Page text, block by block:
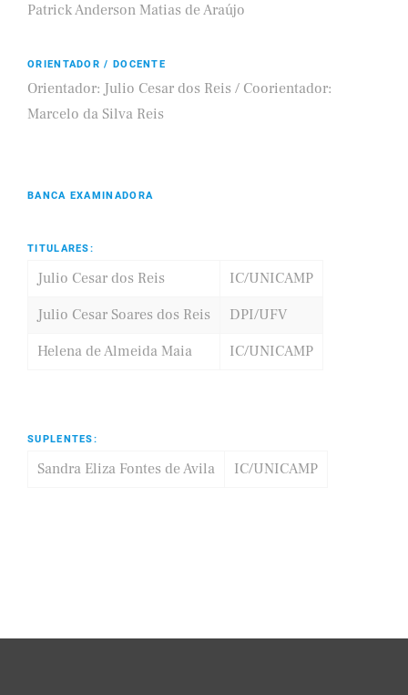
Patrick Anderson Matias de Araújo
ORIENTADOR / DOCENTE
Orientador: Julio Cesar dos Reis / Coorientador:
Marcelo da Silva Reis
BANCA EXAMINADORA
TITULARES:
Julio Cesar dos Reis
IC/UNICAMP
Julio Cesar Soares dos Reis
DPI/UFV
Helena de Almeida Maia
IC/UNICAMP
SUPLENTES:
Sandra Eliza Fontes de Avila IC/UNICAMP